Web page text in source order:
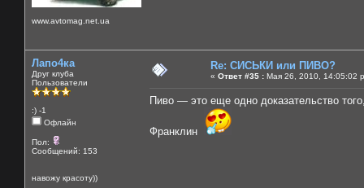
www.avtomag.net.ua
Лапо4ка
Друг клуба
Пользователи
:) -1
Офлайн
Пол:
Сообщений: 153
навожу красоту))
Re: СИСЬКИ или ПИВО?
« Ответ #35 : Мая 26, 2010, 14:05:02
Пиво — это еще одно доказательство
Франклин